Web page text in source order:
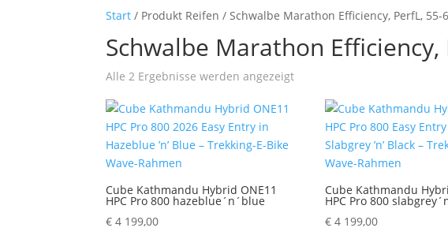
Start / Produkt Reifen / Schwalbe Marathon Efficiency, PerfL, 55-
Schwalbe Marathon Efficiency,
Alle 2 Ergebnisse werden angezeigt
Cube Kathmandu Hybrid ONE11
HPC Pro 800 hazeblue´n´blue
€ 4 199,00
Cube Kathmandu
HPC Pro 800
€ 4 199,00